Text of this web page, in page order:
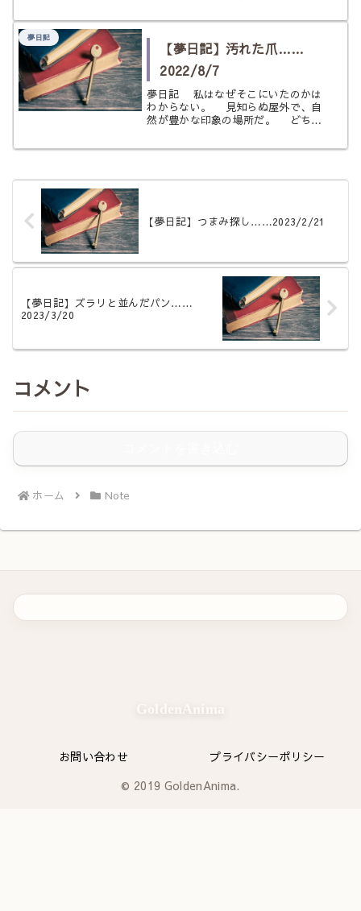
説。現実的な考察とスピリチュアルな
なげるヒントをお届けします。
夢日記
【夢日記】汚れた爪……
2022/8/7
夢日記 私はなぜそこにいたのかは
わからない。 見知らぬ屋外で、自
然が豊かな印象の場所だ。 どちら
私は薄着で裸足だった。 顔の知ら
ない...
【夢日記】つまみ探し……2023/2/21
【夢日記】ズラリと並んだパン……
2023/3/20
コメント
ホーム Note
お問い合わせ
プライバシーポリシー
© 2019 GoldenAnima.